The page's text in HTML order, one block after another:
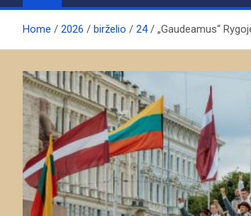
Home 2026 birželio 24 „Gaudeamus“